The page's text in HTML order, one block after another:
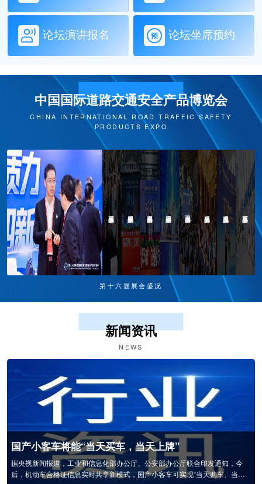
论坛演讲报名 论坛坐席预约
中国国际道路交通安全产品博览会
CHINA INTERNATIONAL ROAD TRAFFIC SAFETY
PRODUCTS EXPO
第十六届展会盛况
新闻资讯
NEWS
2026年4月24日，为期3天的第十六届中国国际道路交通安全产品博览会在南
京国际博览中心圆满落下帷幕。本届交博会以“交通新质力四新筑平安”为主